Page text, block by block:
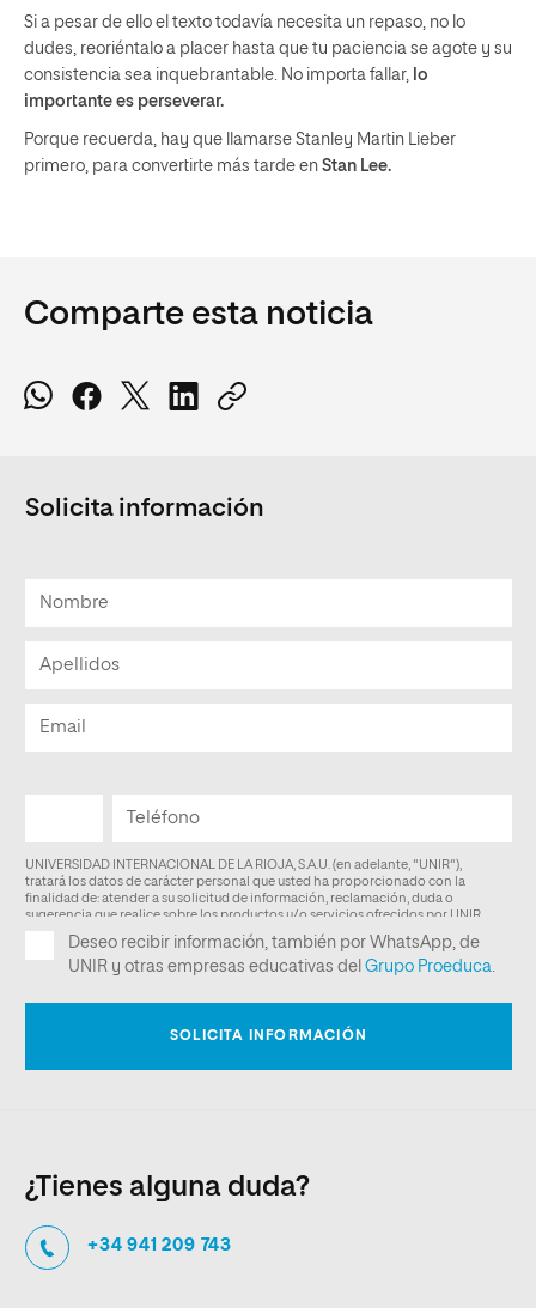
Si a pesar de ello el texto todavía necesita un repaso, no lo
dudes, reoriéntalo a placer hasta que tu paciencia se agote y su
consistencia sea inquebrantable. No importa fallar,
lo
importante es perseverar.
Porque recuerda, hay que llamarse Stanley Martin Lieber
primero, para convertirte más tarde en Stan Lee.
Comparte esta noticia
Solicita información
¿Tienes alguna duda?
+34 941 209 743